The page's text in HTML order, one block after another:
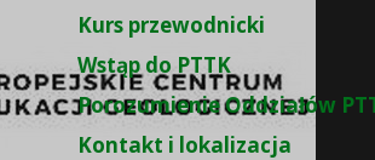
Kurs przewodnicki
Wstąp do PTTK
Porozumienie Oddziałów
Kontakt i lokalizacja